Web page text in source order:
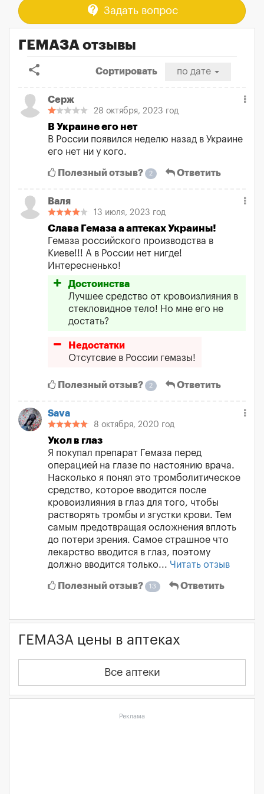
contact_support Задать вопрос
ГЕМАЗА отзывы
share
Сортировать по дате
Серж
28 октября, 2023 год
В Украине его нет
В России появился неделю назад в Украине
его нет ни у кого.
Полезный отзыв? 2 Ответить
Валя
13 июля, 2023 год
Слава Гемаза а аптеках Украины!
Гемаза российского производства в
Киеве!!! А в России нет нигде!
Интересненько!
Достоинства
Лучшее средство от кровоизлияния в
стекловидное тело! Но мне его не
достать?
Недостатки
Отсутсвие в России гемазы!
Полезный отзыв? 2 Ответить
Sava
8 октября, 2020 год
Укол в глаз
Я покупал препарат Гемаза перед
операцией на глазе по настоянию врача.
Насколько я понял это тромболитическое
средство, которое вводится после
кровоизлияния в глаз для того, чтобы
растворять тромбы и згустки крови. Тем
самым предотвращая осложнения вплоть
до потери зрения. Самое страшное что
лекарство вводится в глаз, поэтому
должно вводится только... Читать отзыв
Полезный отзыв? 13 Ответить
ГЕМАЗА цены в аптеках
Все аптеки
Реклама